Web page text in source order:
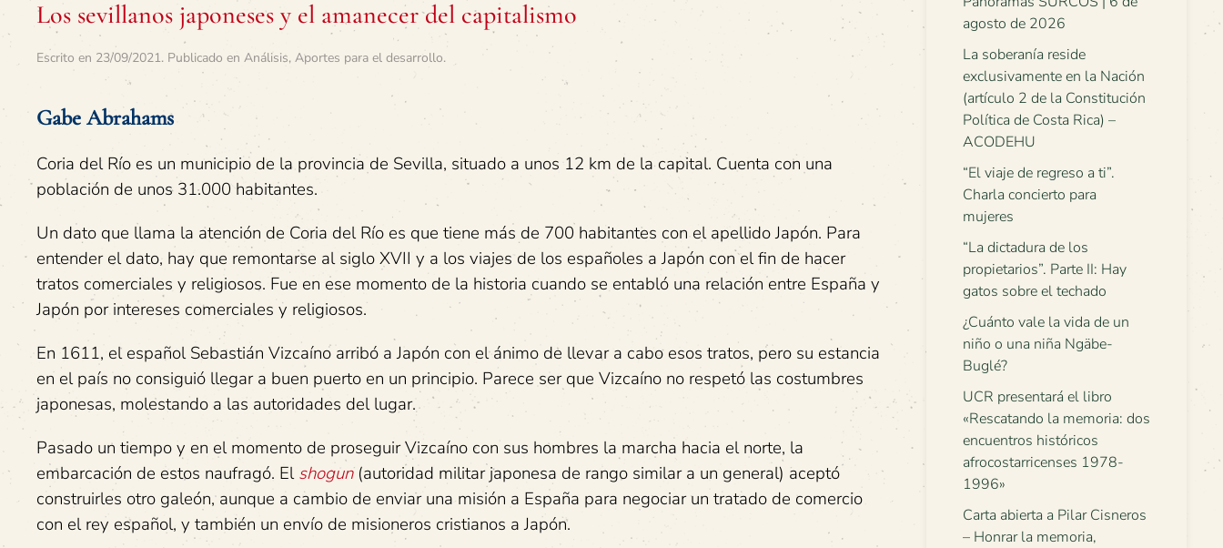
Los sevillanos japoneses y el amanecer del capitalismo
Escrito en 23/09/2021. Publicado en Análisis, Aportes para el desarrollo.
Gabe Abrahams
Coria del Río es un municipio de la provincia de Sevilla, situado a unos 12 km de la capital. Cuenta con una
población de unos 31.000 habitantes.
Un dato que llama la atención de Coria del Río es que tiene más de 700 habitantes con el apellido Japón. Para
entender el dato, hay que remontarse al siglo XVII y a los viajes de los españoles a Japón con el fin de hacer
tratos comerciales y religiosos. Fue en ese momento de la historia cuando se entabló una relación entre España y
Japón por intereses comerciales y religiosos.
En 1611, el español Sebastián Vizcaíno arribó a Japón con el ánimo de llevar a cabo esos tratos, pero su estancia
en el país no consiguió llegar a buen puerto en un principio. Parece ser que Vizcaíno no respetó las costumbres
japonesas, molestando a las autoridades del lugar.
Pasado un tiempo y en el momento de proseguir Vizcaíno con sus hombres la marcha hacia el norte, la
embarcación de estos naufragó. Elshogun(autoridad militar japonesa de rango similar a un general) aceptó
construirles otro galeón, aunque a cambio de enviar una misión a España para negociar un tratado de comercio
con el rey español, y también un envío de misioneros cristianos a Japón.
agosto de 2026
La soberanía reside
exclusivamente en la Nación
(artículo 2 de la Constitución
Política de Costa Rica) –
ACODEHU
“El viaje de regreso a ti”.
Charla concierto para
mujeres
“La dictadura de los
propietarios”. Parte II: Hay
gatos sobre el techado
¿Cuánto vale la vida de un
niño o una niña Ngäbe-
Buglé?
UCR presentará el libro
«Rescatando la memoria: dos
encuentros históricos
afrocostarricenses 1978-
1996»
Carta abierta a Pilar Cisneros
– Honrar la memoria,